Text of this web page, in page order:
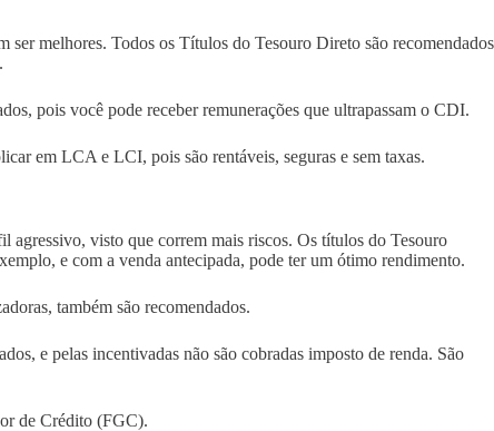
ser melhores. Todos os Títulos do Tesouro Direto são
pois você pode receber remunerações que ultrapassam o CDI.
em LCA e LCI, pois são rentáveis, seguras e sem taxas.
visto que correm mais riscos. Os títulos do Tesouro
e com a venda antecipada, pode ter um ótimo rendimento.
também são recomendados.
e pelas incentivadas não são cobradas imposto de renda. São
de Crédito (FGC).